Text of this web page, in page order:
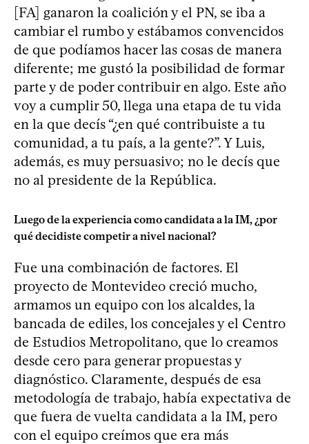
[FA] ganaron la coalición y el PN, se iba a
cambiar el rumbo y estábamos convencidos
de que podíamos hacer las cosas de manera
diferente; me gustó la posibilidad de formar
parte y de poder contribuir en algo. Este año
voy a cumplir 50, llega una etapa de tu vida
en la que decís “¿en qué contribuiste a tu
comunidad, a tu país, a la gente?”. Y Luis,
además, es muy persuasivo; no le decís que
no al presidente de la República.
Luego de la experiencia como candidata a la IM, ¿por
qué decidiste competir a nivel nacional?
Fue una combinación de factores. El
proyecto de Montevideo creció mucho,
armamos un equipo con los alcaldes, la
bancada de ediles, los concejales y el Centro
de Estudios Metropolitano, que lo creamos
desde cero para generar propuestas y
diagnóstico. Claramente, después de esa
metodología de trabajo, había expectativa de
que fuera de vuelta candidata a la IM, pero
con el equipo creímos que era más